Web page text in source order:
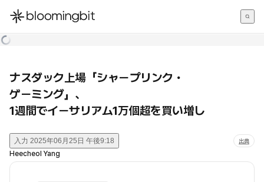
한국어
ナスダック上場「シャープリンク・
ゲーミング」、
1週間でイーサリアム1万個超を買い増し
入力 2025年06月25日 午後9:18 出典
Heecheol Yang